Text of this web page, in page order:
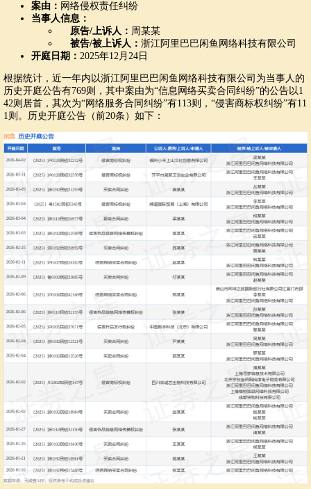
案由： 网络侵权责任纠纷
当事人信息：
原告/上诉人： 周某某
被告/被上诉人： 浙江阿里巴巴闲鱼网络科技有限公司
开庭日期： 2025年12月24日
根据统计，近一年内以浙江阿里巴巴闲鱼网络科技有限公司为当事人的
历史开庭公告有769则，其中案由为“信息网络买卖合同纠纷”的公告以1
42则居首，其次为“网络服务合同纠纷”有113则，“侵害商标权纠纷”有11
1则。历史开庭公告（前20条）如下：